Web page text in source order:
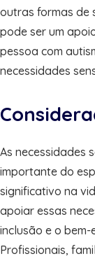
outras formas de
pode ser um
pessoa com
necessidades
As necessidades
importante do
significativo na
apoiar essas
inclusão e o
Profissionais,